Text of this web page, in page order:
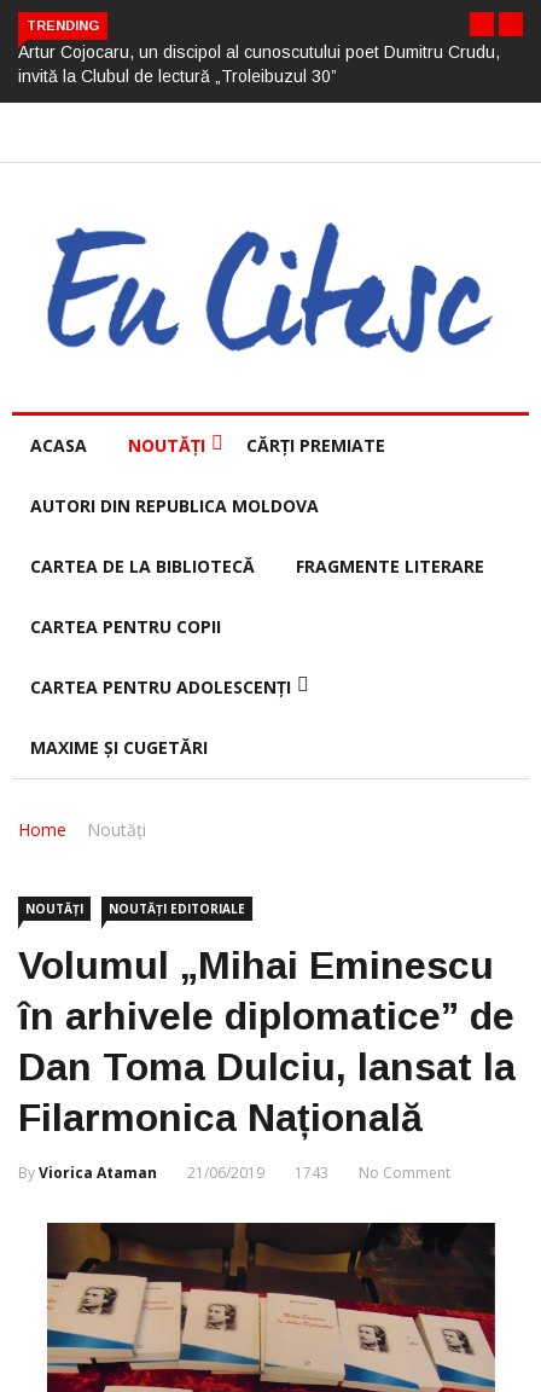
TRENDING
Artur Cojocaru, un discipol al cunoscutului poet Dumitru Crudu,
invită la Clubul de lectură „Troleibuzul 30”
ACASA NOUTĂȚI CĂRȚI PREMIATE
AUTORI DIN REPUBLICA MOLDOVA
CARTEA DE LA BIBLIOTECĂ FRAGMENTE LITERARE
CARTEA PENTRU COPII
CARTEA PENTRU ADOLESCENȚI
MAXIME ȘI CUGETĂRI
Home Noutăți
NOUTĂȚI NOUTĂȚI EDITORIALE
Volumul „Mihai Eminescu
în arhivele diplomatice” de
Dan Toma Dulciu, lansat la
Filarmonica Națională
ByViorica Ataman 21/06/2019 1743 No Comment